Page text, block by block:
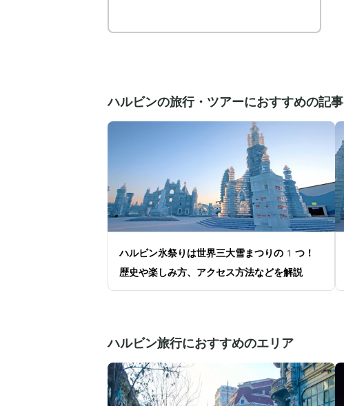
ハルビンの旅行・ツアーにおすすめの記事
ハルビン氷祭りは世界三大雪まつりの1つ！
歴史や楽しみ方、アクセス方法などを解説
ハルビン旅行におすすめのエリア